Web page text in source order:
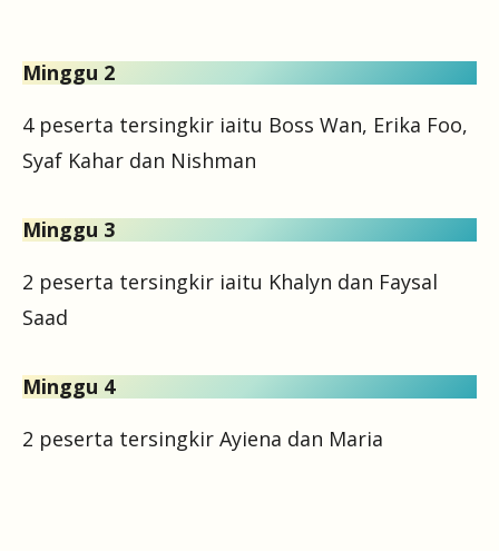
Minggu 2
4 peserta tersingkir iaitu Boss Wan, Erika Foo,
Syaf Kahar dan Nishman
Minggu 3
2 peserta tersingkir iaitu Khalyn dan Faysal
Saad
Minggu 4
2 peserta tersingkir Ayiena dan Maria